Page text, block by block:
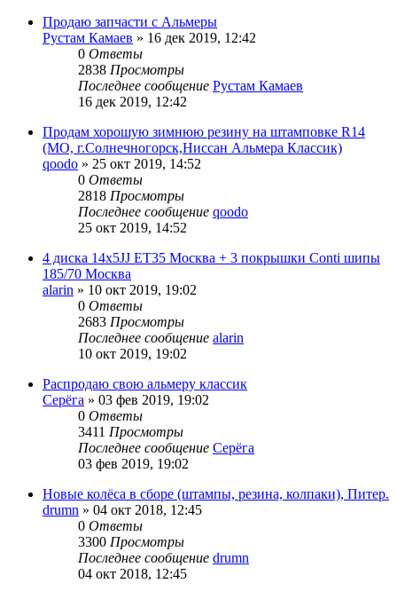
Продаю запчасти с Альмеры
Рустам Камаев » 16 дек 2019, 12:42
0 Ответы
2838 Просмотры
Последнее сообщение Рустам Камаев
16 дек 2019, 12:42
Продам хорошую зимнюю резину на штамповке R14
(МО, г.Солнечногорск,Ниссан Альмера Классик)
qoodo » 25 окт 2019, 14:52
0 Ответы
2818 Просмотры
Последнее сообщение qoodo
25 окт 2019, 14:52
4 диска 14x5JJ ET35 Москва + 3 покрышки Conti шипы
185/70 Москва
alarin » 10 окт 2019, 19:02
0 Ответы
2683 Просмотры
Последнее сообщение alarin
10 окт 2019, 19:02
Распродаю свою альмеру классик
Серёга » 03 фев 2019, 19:02
0 Ответы
3411 Просмотры
Последнее сообщение Серёга
03 фев 2019, 19:02
Новые колёса в сборе (штампы, резина, колпаки), Питер.
drumn » 04 окт 2018, 12:45
0 Ответы
3300 Просмотры
Последнее сообщение drumn
04 окт 2018, 12:45